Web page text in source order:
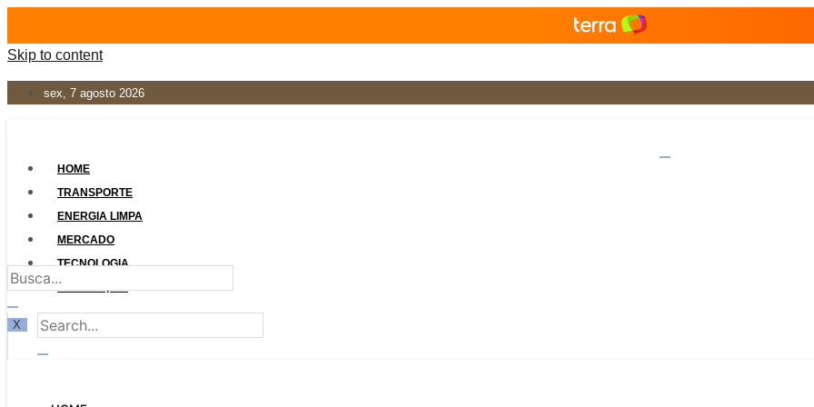
Skip to content
sex, 7 agosto 2026
HOME
TRANSPORTE
ENERGIA LIMPA
MERCADO
TECNOLOGIA
LEGISLAÇÃO
X